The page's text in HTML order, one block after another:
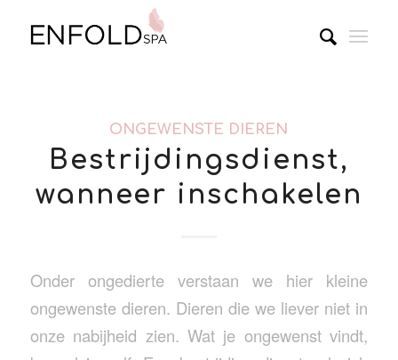
ONGEWENSTE DIEREN
Bestrijdingsdienst,
wanneer inschakelen
Onder ongedierte verstaan we hier kleine
ongewenste dieren. Dieren die we liever niet in
onze nabijheid zien. Wat je ongewenst vindt,